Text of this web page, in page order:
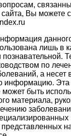
Вы можете
лишь в
по
а несет
информацию. Эта
быть
материала,